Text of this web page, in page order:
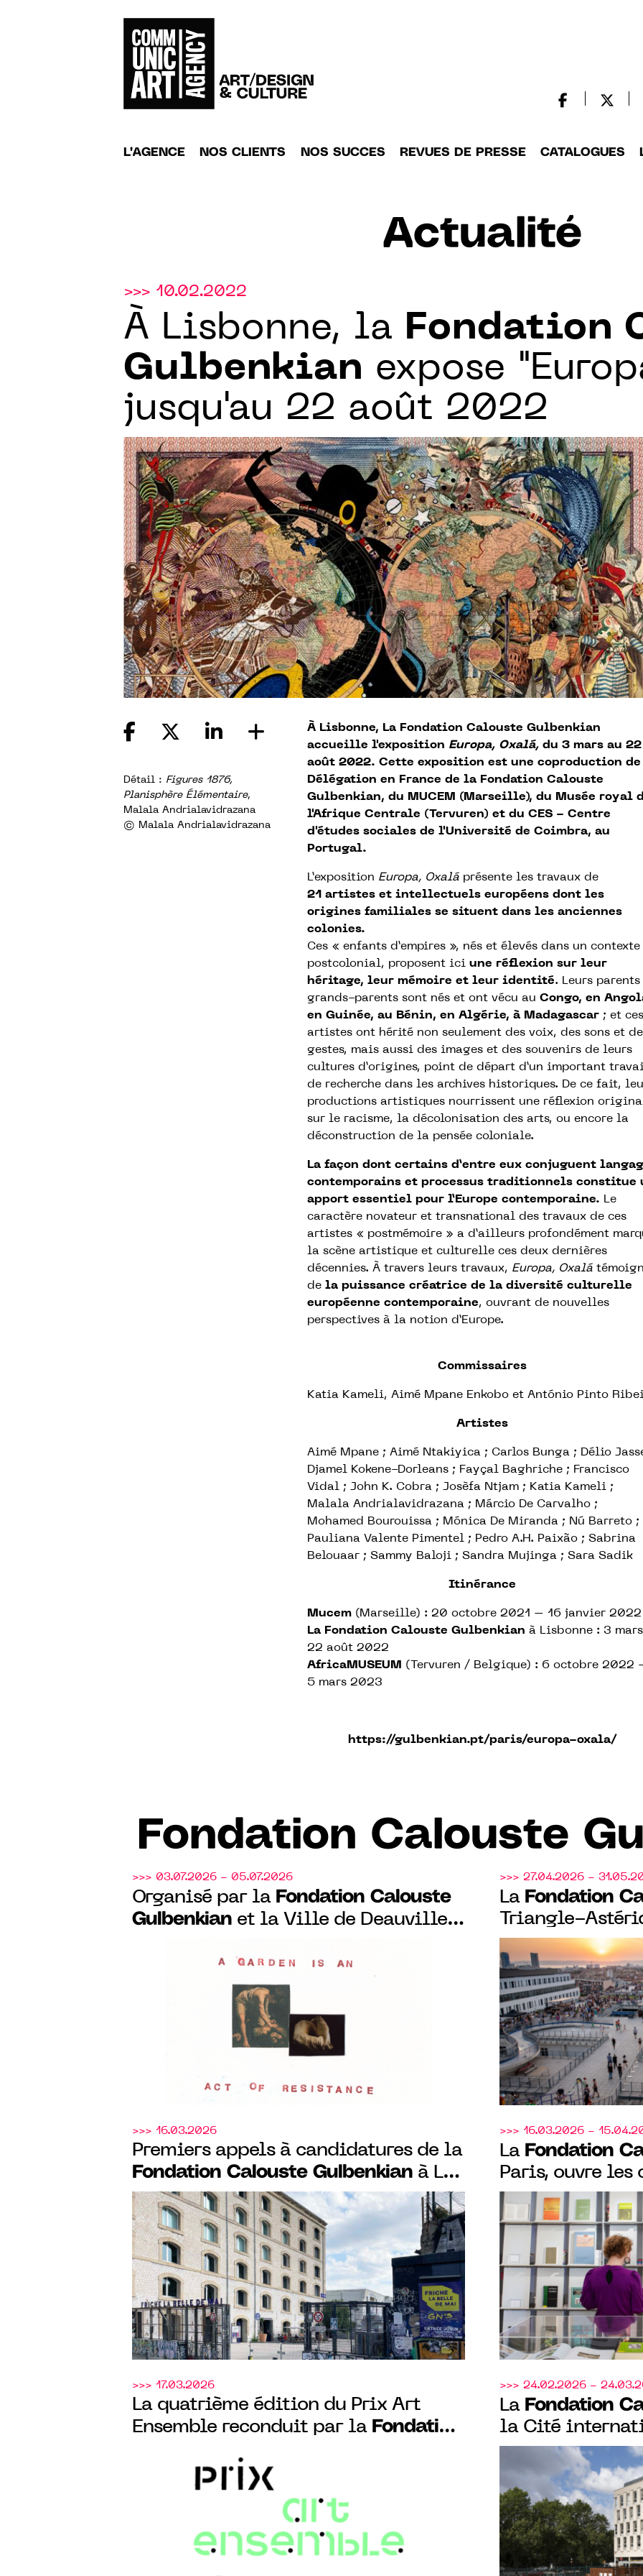
L'AGENCE NOS CLIENTS NOS SUCCES REVUES DE PRESSE CATALOGUES
Actualité
>>> 10.02.2022
À Lisbonne, la Fondation
Gulbenkian expose
jusqu'au 22 août 2022
Détail : Figures 1876,
Planisphère Élémentaire,
Malala Andrialavidrazana
© Malala Andrialavidrazana
À Lisbonne, La Fondation Calouste Gulbenkian
accueille l'exposition Europa, Oxalá, du 3 mars au 22
août 2022. Cette exposition est une coproduction
Délégation en France de la Fondation Calouste
Gulbenkian, du MUCEM (Marseille), du Musée royal
l'Afrique Centrale (Tervuren) et du CES - Centre
d'études sociales de l'Université de Coimbra, au
Portugal.
L’exposition Europa, Oxalá présente les travaux de
21 artistes et intellectuels européens dont les
origines familiales se situent dans les anciennes
colonies.
Ces « enfants d’empires », nés et élevés dans un contexte
postcolonial, proposent ici une réflexion sur leur
héritage, leur mémoire et leur identité. Leurs parents
grands-parents sont nés et ont vécu au Congo, en
en Guinée, au Bénin, en Algérie, à Madagascar ; et ces
artistes ont hérité non seulement des voix, des sons et
gestes, mais aussi des images et des souvenirs de leurs
cultures d’origines, point de départ d’un important
de recherche dans les archives historiques. De ce fait,
productions artistiques nourrissent une réflexion
sur le racisme, la décolonisation des arts, ou encore la
déconstruction de la pensée coloniale.
La façon dont certains d’entre eux conjuguent
contemporains et processus traditionnels constitue
apport essentiel pour l’Europe contemporaine. Le
caractère novateur et transnational des travaux de ces
artistes « postmémoire » a d’ailleurs profondément
la scène artistique et culturelle ces deux dernières
décennies. À travers leurs travaux, Europa, Oxalá
de la puissance créatrice de la diversité culturelle
européenne contemporaine, ouvrant de nouvelles
perspectives à la notion d’Europe.
Commissaires
Katia Kameli, Aimé Mpane Enkobo et António Pinto
Artistes
Aimé Mpane ; Aimé Ntakiyica ; Carlos Bunga ; Délio
Djamel Kokene-Dorleans ; Fayçal Baghriche ; Francisco
Vidal ; John K. Cobra ; Josèfa Ntjam ; Katia Kameli ;
Malala Andrialavidrazana ; Márcio De Carvalho ;
Mohamed Bourouissa ; Mónica De Miranda ; Nú Barreto ;
Pauliana Valente Pimentel ; Pedro A.H. Paixão ; Sabrina
Belouaar ; Sammy Baloji ; Sandra Mujinga ; Sara Sadik
Itinérance
Mucem (Marseille) : 20 octobre 2021 – 16 janvier 2022
La Fondation Calouste Gulbenkian à Lisbonne : 3
22 août 2022
AfricaMUSEUM
(Tervuren / Belgique) : 6 octobre 2022
5 mars 2023
https://gulbenkian.pt/paris/europa-oxala/
Fondation Calouste
>>> 03.07.2026 - 05.07.2026
Organisé par la Fondation Calouste
Gulbenkian et la Ville de Deauville,
Calouste Gulbenkian, à Benerville-
sur-Mer (14)
>>> 27.04.2026 -
La Fondation
Triangle-
candidatures
curatoriale à la
Mai, Marseille
>>> 16.03.2026
Premiers appels à candidatures de la
Fondation Calouste Gulbenkian à La
Friche Belle de Mai et à la
Bibliothèque Gulbenkian et
lancement du 4ᵉ Prix Art Ensemble
avec le CENTQUATRE-PARIS
>>> 16.03.2026 -
La Fondation
Paris, ouvre les
EX-LIBRIS, sa
artistique au
bibliothèque
>>> 17.03.2026
La quatrième édition du Prix Art
Ensemble reconduit par la Fondation
CENTQUATRE-PARIS
>>> 24.02.2026 -
La Fondation
la Cité
annoncent la
programme de